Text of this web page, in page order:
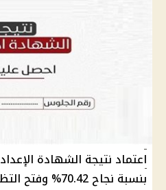
بنسبة نجاح 70.42% وفتح التظلمات السبت